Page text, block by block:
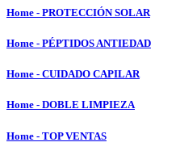
Home - PROTECCIÓN SOLAR
Home - PÉPTIDOS ANTIEDAD
Home - CUIDADO CAPILAR
Home - DOBLE LIMPIEZA
Home - TOP VENTAS